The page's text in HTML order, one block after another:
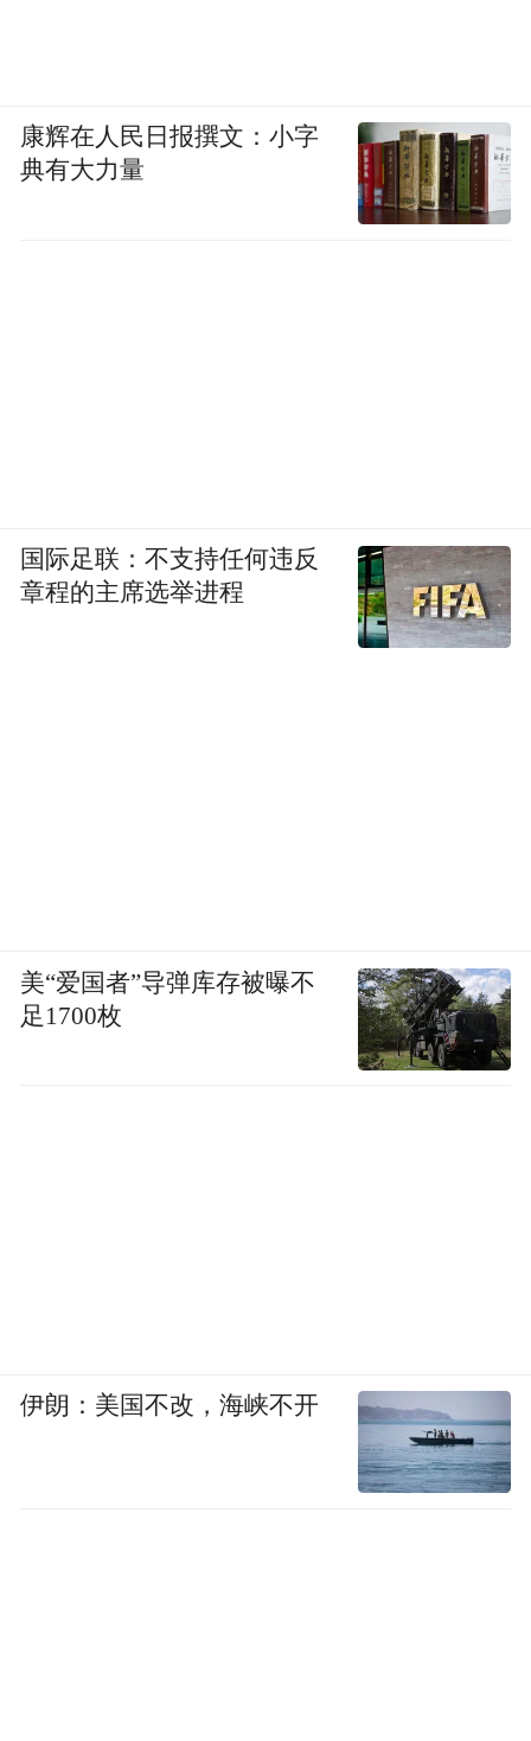
康辉在人民日报撰文：小字
典有大力量
国际足联：不支持任何违反
章程的主席选举进程
美“爱国者”导弹库存被曝不
足1700枚
伊朗：美国不改，海峡不开